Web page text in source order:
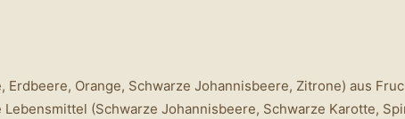
Erdbeere, Orange, Schwarze Johannisbeere, Zitrone) aus
(Schwarze Johannisbeere, Schwarze Karotte,